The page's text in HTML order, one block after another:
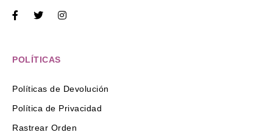
POLÍTICAS
Políticas de Devolución
Política de Privacidad
Rastrear Orden